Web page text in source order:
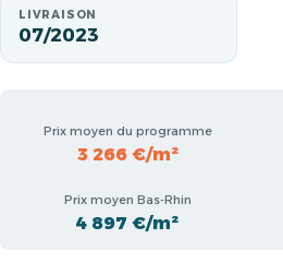
LIVRAISON
07/2023
Prix moyen du programme
3 266 €/m²
Prix moyen Bas-Rhin
4 897 €/m²